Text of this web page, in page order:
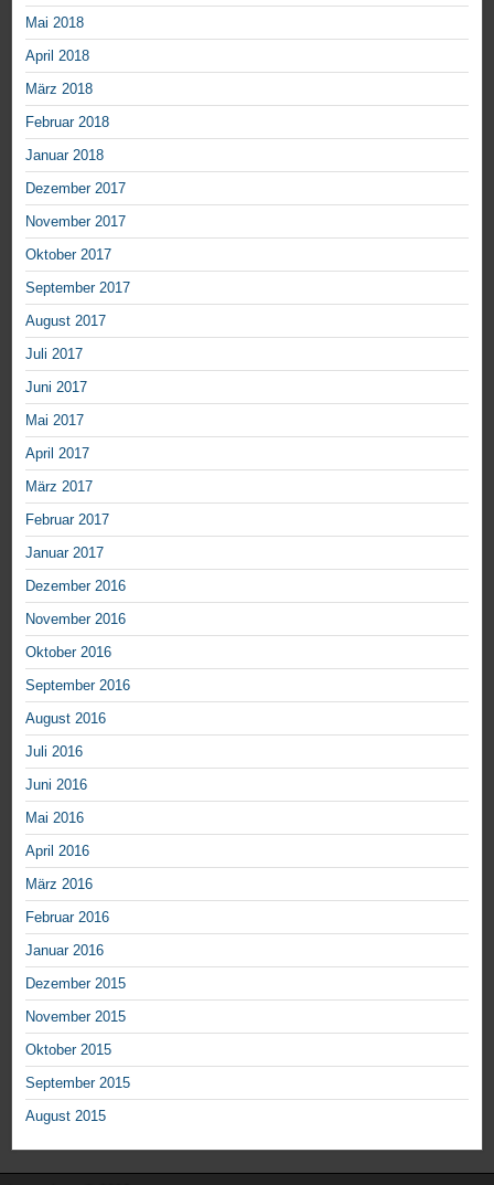
Mai 2018
April 2018
März 2018
Februar 2018
Januar 2018
Dezember 2017
November 2017
Oktober 2017
September 2017
August 2017
Juli 2017
Juni 2017
Mai 2017
April 2017
März 2017
Februar 2017
Januar 2017
Dezember 2016
November 2016
Oktober 2016
September 2016
August 2016
Juli 2016
Juni 2016
Mai 2016
April 2016
März 2016
Februar 2016
Januar 2016
Dezember 2015
November 2015
Oktober 2015
September 2015
August 2015